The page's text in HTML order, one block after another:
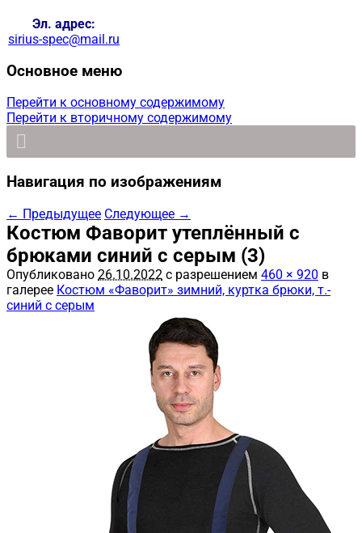
Эл. адрес:
sirius-spec@mail.ru
Основное меню
Перейти к основному содержимому
Перейти к вторичному содержимому
Навигация по изображениям
← Предыдущее Следующее →
Костюм Фаворит утеплённый с
брюками синий с серым (3)
Опубликовано 26.10.2022 с разрешением 460 × 920 в
галерее Костюм «Фаворит» зимний, куртка брюки, т.-
синий с серым